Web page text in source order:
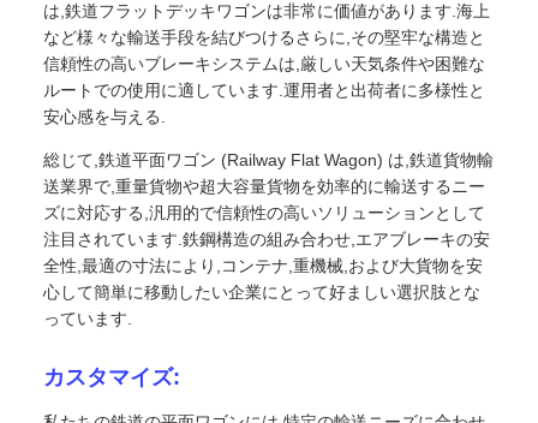
は,鉄道フラットデッキワゴンは非常に価値があります.海上
など様々な輸送手段を結びつけるさらに,その堅牢な構造と
信頼性の高いブレーキシステムは,厳しい天気条件や困難な
ルートでの使用に適しています.運用者と出荷者に多様性と
安心感を与える.
総じて,鉄道平面ワゴン (Railway Flat Wagon) は,鉄道貨物輸
送業界で,重量貨物や超大容量貨物を効率的に輸送するニー
ズに対応する,汎用的で信頼性の高いソリューションとして
注目されています.鉄鋼構造の組み合わせ,エアブレーキの安
全性,最適の寸法により,コンテナ,重機械,および大貨物を安
心して簡単に移動したい企業にとって好ましい選択肢とな
っています.
カスタマイズ: